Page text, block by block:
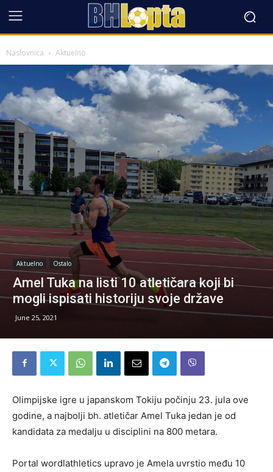
Naslovnica Aktuelno
Aktuelno Ostalo
Amel Tuka na listi 10 atletičara koji bi
mogli ispisati historiju svoje države
June 25, 2021
Olimpijske igre u japanskom Tokiju počinju 23. jula ove
godine, a najbolji bh. atletičar Amel Tuka jedan je od
kandidata za medalju u disciplini na 800 metara.
Portal wordlathletics upravo je Amela uvrstio među 10